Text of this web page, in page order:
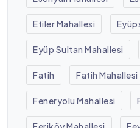
Etiler Mahallesi
Eyüp Sultan Mahallesi
Fatih Fatih Mahallesi
Feneryolu Mahallesi